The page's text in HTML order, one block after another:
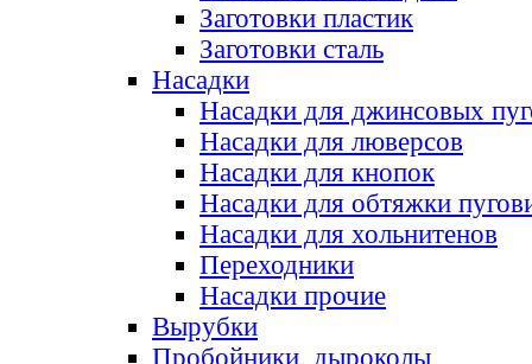
Заготовки пластик
Заготовки сталь
Насадки
Насадки для джинсовых
Насадки для люверсов
Насадки для кнопок
Насадки для обтяжки
Насадки для хольнитенов
Переходники
Насадки прочие
Вырубки
Пробойники, дыроколы